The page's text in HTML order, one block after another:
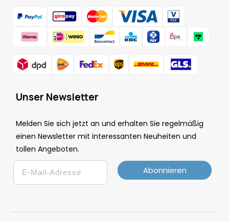
Unser Newsletter
Melden Sie sich jetzt an und erhalten Sie regelmäßig
einen Newsletter mit interessanten Neuheiten und
tollen Angeboten.
Email
Abonnieren